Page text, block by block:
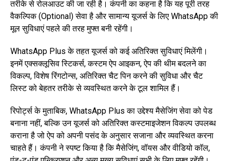
तरीके से रोलआउट की जा रही है। कंपनी का कहना है कि यह पूरी तरह
वैकल्पिक (Optional) सेवा है और सामान्य यूजर्स के लिए WhatsApp की
मूल सुविधाएं पहले की तरह मुफ्त बनी रहेंगी।
WhatsApp Plus के तहत यूजर्स को कई अतिरिक्त सुविधाएं मिलेंगी।
इनमें एक्सक्लूसिव स्टिकर्स, कस्टम ऐप आइकन, ऐप की थीम बदलने का
विकल्प, विशेष रिंगटोन्स, अतिरिक्त चैट पिन करने की सुविधा और चैट
लिस्ट को बेहतर तरीके से व्यवस्थित करने के टूल शामिल हैं।
रिपोर्ट्स के मुताबिक, WhatsApp Plus का उद्देश्य मैसेजिंग सेवा को पेड
बनाना नहीं, बल्कि उन यूजर्स को अतिरिक्त कस्टमाइजेशन विकल्प उपलब्ध
कराना है जो ऐप को अपनी पसंद के अनुसार सजाना और व्यवस्थित करना
चाहते हैं। कंपनी ने स्पष्ट किया है कि मैसेजिंग, वॉयस और वीडियो कॉल,